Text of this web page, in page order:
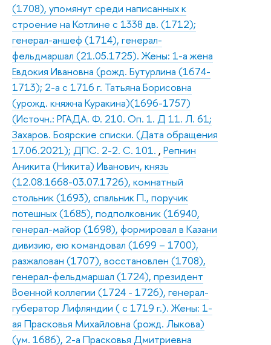
(1708), упомянут среди написанных к
строение на Котлине с 1338 дв. (1712);
генерал-аншеф (1714), генерал-
фельдмаршал (21.05.1725). Жены: 1-а жена
Евдокия Ивановна (рожд. Бутурлина (1674-
1713); 2-а с 1716 г. Татьяна Борисовна
(урожд. княжна Куракина)(1696-1757)
(Источн.: РГАДА. Ф. 210. Оп. 1. Д 11. Л. 61;
Захаров. Боярские списки. (Дата обращения
17.06.2021); ДПС. 2-2. С. 101. , Репнин
Аникита (Никита) Иванович, князь
(12.08.1668-03.07.1726), комнатный
стольник (1693), спальник П., поручик
потешных (1685), подполковник (16940,
генерал-майор (1698), формировал в Казани
дивизию, ею командовал (1699 – 1700),
разжалован (1707), восстановлен (1708),
генерал-фельдмаршал (1724), президент
Военной коллегии (1724 - 1726), генерал-
губератор Лифляндии ( с 1719 г.). Жены: 1-
ая Прасковья Михайловна (рожд. Лыкова)
(ум. 1686), 2-а Прасковья Дмитриевна